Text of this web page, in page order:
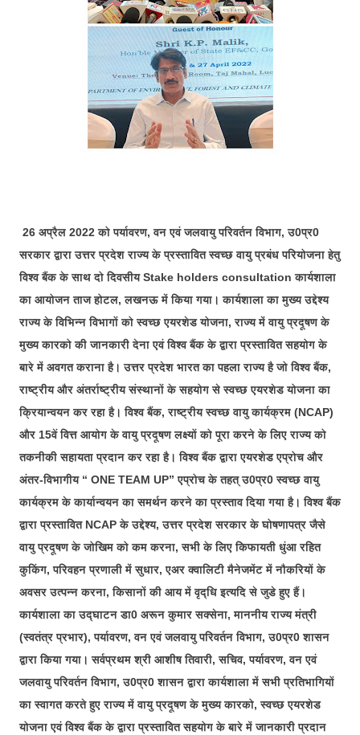
26 अप्रैल 2022 को पर्यावरण, वन एवं जलवायु परिवर्तन विभाग, उ0प्र0
सरकार द्वारा उत्तर प्रदेश राज्य के प्रस्तावित स्वच्छ वायु प्रबंध परियोजना हेतु
विश्व बैंक के साथ दो दिवसीय Stake holders consultation कार्यशाला
का आयोजन ताज होटल, लखनऊ में किया गया। कार्यशाला का मुख्य उद्देश्य
राज्य के विभिन्‍न विभागों को स्वच्छ एयरशेड योजना, राज्य में वायु प्रदूषण के
मुख्य कारको की जानकारी देना एवं विश्व बैंक के द्वारा प्रस्तावित सहयोग के
बारे में अवगत कराना है। उत्तर प्रदेश भारत का पहला राज्य है जो विश्व बैंक,
राष्ट्रीय और अंतर्राष्ट्रीय संस्थानों के सहयोग से स्वच्छ एयरशेड योजना का
क्रियान्वयन कर रहा है। विश्व बैंक, राष्ट्रीय स्वच्छ वायु कार्यक्रम (NCAP)
और 15वें वित्त आयोग के वायु प्रदूषण लक्ष्यों को पूरा करने के लिए राज्य को
तकनीकी सहायता प्रदान कर रहा है। विश्व बैंक द्वारा एयरशेड एप्रोच और
अंतर-विभागीय “ ONE TEAM UP” एप्रोच के तहत्‌ उ0प्र0 स्वच्छ वायु
कार्यक्रम के कार्यान्वयन का समर्थन करने का प्रस्ताव दिया गया है। विश्व बैंक
द्वारा प्रस्तावित NCAP के उद्देश्य, उत्तर प्रदेश सरकार के घोषणापत्र जैसे
वायु प्रदूषण के जोखिम को कम करना, सभी के लिए किफायती धुंआ रहित
कुकिंग, परिवहन प्रणाली में सुधार, एअर क्वालिटी मैनेजमेंट में नौकरियों के
अवसर उत्पन्न करना, किसानों की आय में वृद्धि इत्यदि से जुडे हुए हैं।
कार्यशाला का उद्घाटन डा0 अरून कुमार सक्सेना, माननीय राज्य मंत्री
(स्वतंत्र प्रभार), पर्यावरण, वन एवं जलवायु परिवर्तन विभाग, उ0प्र0 शासन
द्वारा किया गया। सर्वप्रथम श्री आशीष तिवारी, सचिव, पर्यावरण, वन एवं
जलवायु परिवर्तन विभाग, उ0प्र0 शासन द्वारा कार्यशाला में सभी प्रतिभागियों
का स्वागत करते हुए राज्य में वायु प्रदूषण के मुख्य कारको, स्वच्छ एयरशेड
योजना एवं विश्व बैंक के द्वारा प्रस्तावित सहयोग के बारे में जानकारी प्रदान